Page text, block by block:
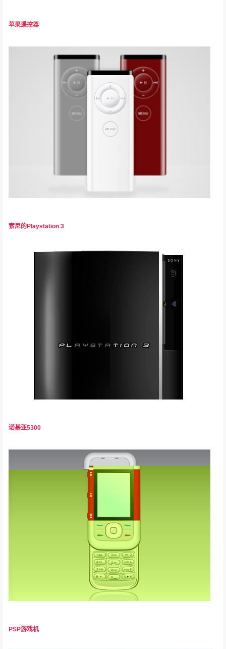
苹果遥控器
索尼的Playstation 3
诺基亚5300
PSP游戏机